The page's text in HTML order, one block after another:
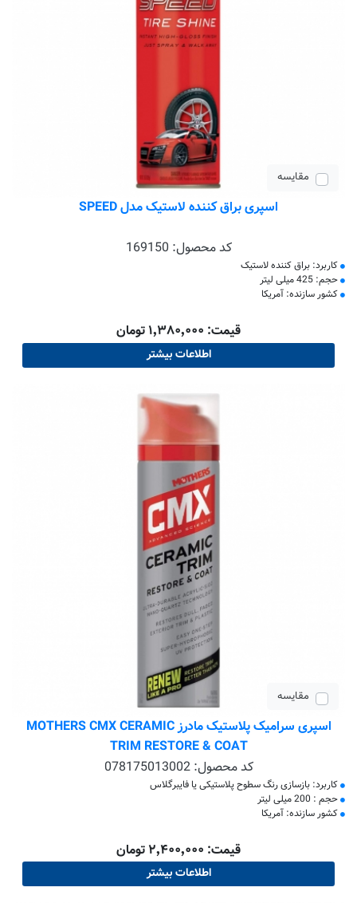
مقایسه
اسپری براق کننده لاستیک مدل SPEED
کد محصول: 169150
کاربرد: براق کننده لاستیک
حجم: 425 میلی لیتر
کشور سازنده: آمریکا
قیمت: ۱٬۳۸۰٬۰۰۰ تومان
اطلاعات بیشتر
مقایسه
اسپری سرامیک پلاستیک مادرز MOTHERS CMX CERAMIC
TRIM RESTORE & COAT
کد محصول:078175013002
کاربرد: بازسازی رنگ سطوح پلاستیکی یا فایبرگلاس
حجم : 200 میلی لیتر
کشور سازنده: آمریکا
قیمت: ۲٬۴۰۰٬۰۰۰ تومان
اطلاعات بیشتر